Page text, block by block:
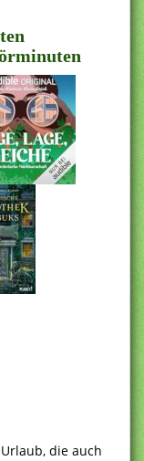
die auch